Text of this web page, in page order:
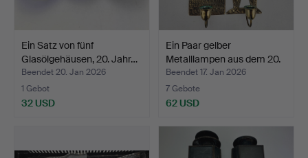
Ein Satz von fünf
Glasölgehäusen, 20. Jahr…
Beendet 20. Jan 2026
1 Gebot
32 USD
Ein Paar gelber
Metalllampen aus dem 20.
J…
Beendet 17. Jan 2026
7 Gebote
62 USD